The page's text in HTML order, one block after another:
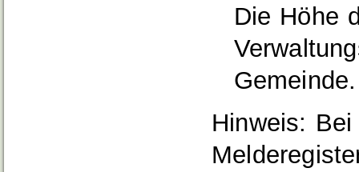
Die Höhe
Gemeinde.
Hinweis: